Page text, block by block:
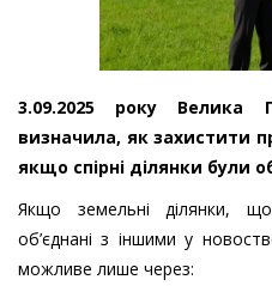
3.09.2025 року Велика
визначила, як захистити
якщо спірні ділянки були
Якщо земельні ділянки,
об’єднані з іншими у
можливе лише через: